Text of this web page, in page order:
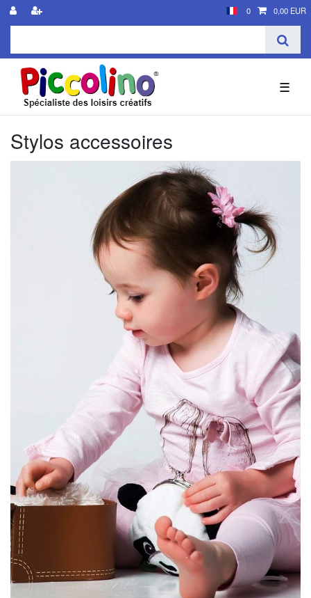
0 0,00 EUR
☰
Stylos accessoires